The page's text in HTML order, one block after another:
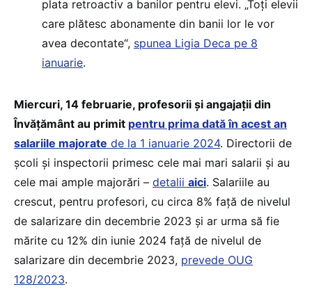
plata retroactiv a banilor pentru elevi. „Toți elevii
care plătesc abonamente din banii lor le vor
avea decontate“, spunea Ligia Deca pe 8
ianuarie.
Miercuri, 14 februarie, profesorii și angajații din
Învățământ au primit pentru prima dată în acest an
salariile majorate de la 1 ianuarie 2024. Directorii de
școli și inspectorii primesc cele mai mari salarii și au
cele mai ample majorări – detalii aici. Salariile au
crescut, pentru profesori, cu circa 8% față de nivelul
de salarizare din decembrie 2023 și ar urma să fie
mărite cu 12% din iunie 2024 față de nivelul de
salarizare din decembrie 2023, prevede OUG
128/2023.